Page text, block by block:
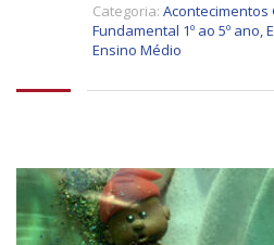
Categoria: Acontecimentos
Fundamental 1º ao 5º ano,
Ensino Médio